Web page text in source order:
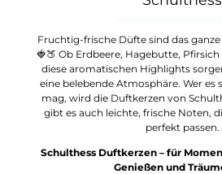
Fruchtig-frische Düfte sind das ganze
🍓🍑 Ob Erdbeere, Hagebutte,
diese aromatischen Highlights
eine belebende Atmosphäre. Wer es
mag, wird die Duftkerzen von
gibt es auch leichte, frische Noten,
perfekt passen.
Schulthess Duftkerzen – für
Genießen und